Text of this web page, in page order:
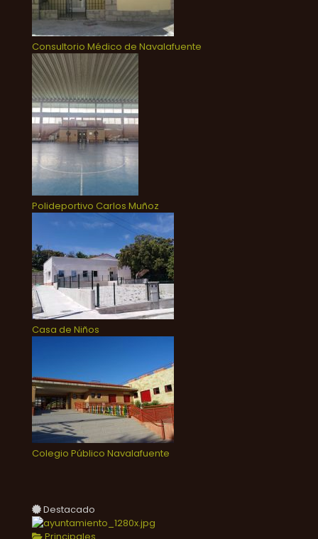
Consultorio Médico de Navalafuente
Polideportivo Carlos Muñoz
Casa de Niños
Colegio Público Navalafuente
Destacado